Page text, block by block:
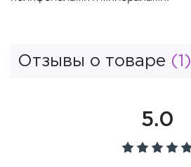
Отзывы о товаре (1)
5.0